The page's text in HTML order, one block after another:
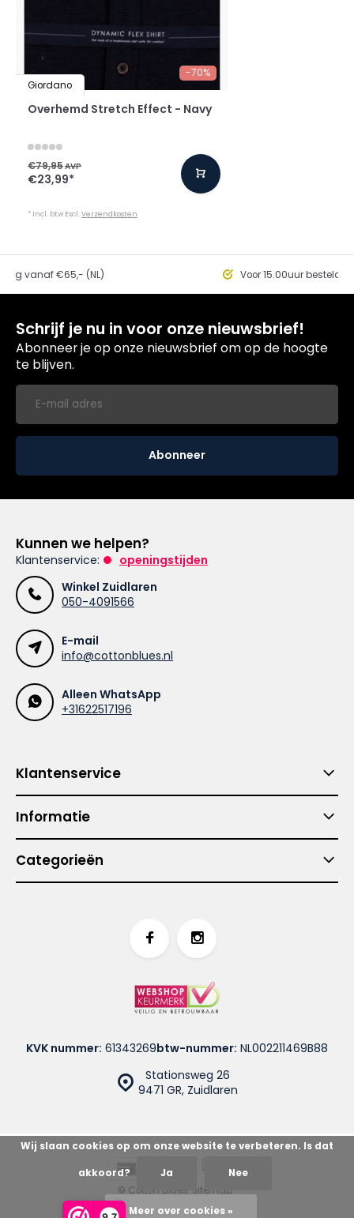
-70%
Giordano
Overhemd Stretch Effect - Navy
€79,95AVP
€23,99*
* Incl. btw Excl.Verzendkosten
vanaf €65,- (NL) Voor 15.00uur besteld,
Schrijf je nu in voor onze nieuwsbrief!
Abonneer je op onze nieuwsbrief om op de hoogte
te blijven.
Abonneer
Kunnen we helpen?
Klantenservice:
openingstijden
Winkel Zuidlaren
050-4091566
E-mail
info@cottonblues.nl
Alleen WhatsApp
+31622517196
Klantenservice
Informatie
Categorieën
Stationsweg 26
9471 GR, Zuidlaren
KVK nummer: 61343269btw-nummer: NL002211469B88
© Cotton Blues Sitemap
Wij slaan cookies op om onze website te verbeteren. Is dat
akkoord? Ja Nee
Meer over cookies »